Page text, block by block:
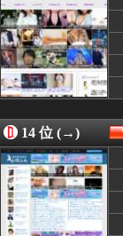
08/08 18:30
08/08 18:27
08/08 18:25
08/08 18:20
08/08 18:18
08/08 18:18
08/08 18:10
08/08 18:10
08/08 18:09
08/08 18:09
08/08 18:09
08/08 18:06
08/08 18:05
08/08 18:03
08/08 18:02
14 位 (→)